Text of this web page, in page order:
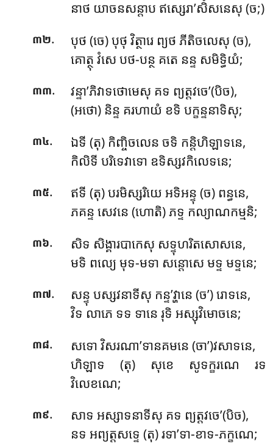
នាថ យាចនសន្តាប ឥស្សេរា’សិំសនេសុ (ច;)
៣២.
បុថ (ចេ) បុថុ វិត្ថារេ ព្យថ ភីតិចលេសុ (ច),
គោត្ថុ វំសេ បថ-បន្ថ គតេ នន្ទ សមិទ្ធិយំ;
៣៣.
វន្ទា’ភិវាទថោមេសុ គទ ព្យត្តវចេ’(បិច),
(អថោ) និន្ទ គរហាយំ ខទិ បក្ខន្ទនាទិសុ;
៣៤.
ឯទី (តុ) កិញ្ចិចលេន ចទិ កន្តិហិឡាទនេ,
កិលិទី បរិទេវាទោ ឧទិស្សវកិលេទនេ;
៣៥.
ឥទី (តុ) បរមិស្សរិយេ អទិអន្ទុ (ច) ពន្ធនេ,
ភគន្ទ សេវនេ (ហោតិ) ភទ្ទ កល្យាណកម្មនិ;
៣៦.
សិទ សិង្គារបាកេសុ សទ្ទុហរិតសោសនេ,
មទិ ពល្យេ មុទ-មទា សន្តោសេ មទ្ទ មទ្ទនេ;
៣៧.
សន្ទុ បស្សវនាទីសុ កន្ទ’វ្ហានេ (ច’) រោទនេ,
វិទ លាភេ ទទ ទានេ រុទិ អស្សុវិមោចនេ;
៣៨.
សទោ វិសរណា’ទានគមនេ (ចា’)វសាទនេ,
ហិឡាទ (តុ) សុខេ សូទក្ខរណេ រទ
វិលេខណេ;
៣៩.
សាទ អស្សាទនាទីសុ គទ ព្យត្តវចេ’(បិច),
នទ អព្យត្តសទ្ទេ (តុ) រទា’ទា-ខាទ-ភក្ខណេ;